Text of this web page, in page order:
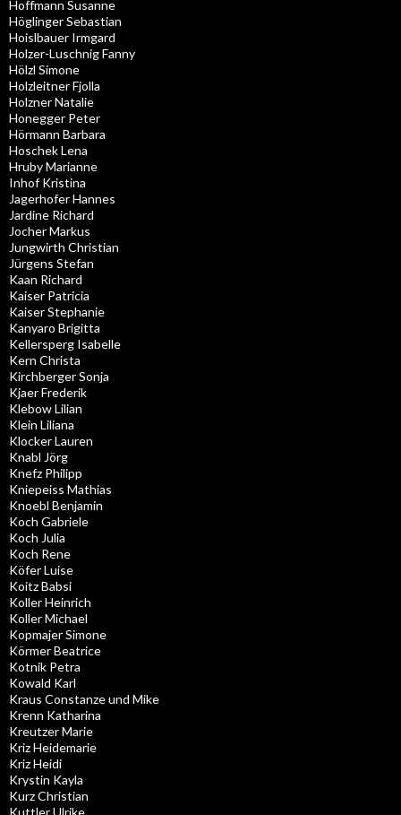
Hoffmann Susanne
Höglinger Sebastian
Hoislbauer Irmgard
Holzer-Luschnig Fanny
Hölzl Simone
Holzleitner Fjolla
Holzner Natalie
Honegger Peter
Hörmann Barbara
Hoschek Lena
Hruby Marianne
Inhof Kristina
Jagerhofer Hannes
Jardine Richard
Jocher Markus
Jungwirth Christian
Jürgens Stefan
Kaan Richard
Kaiser Patricia
Kaiser Stephanie
Kanyaro Brigitta
Kellersperg Isabelle
Kern Christa
Kirchberger Sonja
Kjaer Frederik
Klebow Lilian
Klein Liliana
Klocker Lauren
Knabl Jörg
Knefz Philipp
Kniepeiss Mathias
Knoebl Benjamin
Koch Gabriele
Koch Julia
Koch Rene
Köfer Luise
Koitz Babsi
Koller Heinrich
Koller Michael
Kopmajer Simone
Körmer Beatrice
Kotnik Petra
Kowald Karl
Kraus Constanze und Mike
Krenn Katharina
Kreutzer Marie
Kriz Heidemarie
Kriz Heidi
Krystin Kayla
Kurz Christian
Kuttler Ulrike